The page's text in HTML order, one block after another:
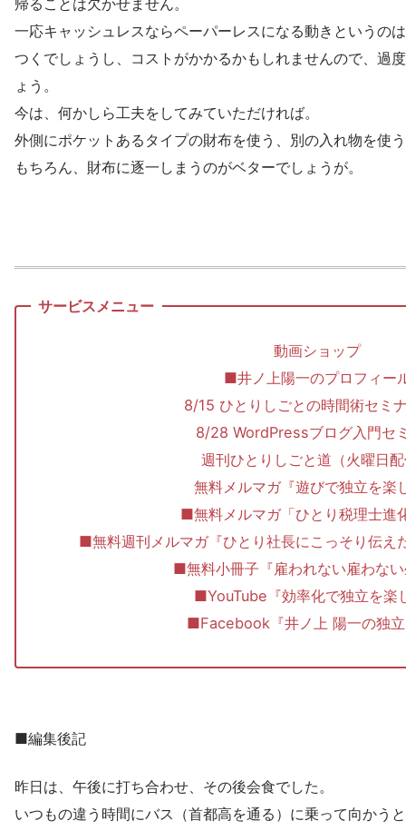
一応キャッシュレスならペーパーレスになる動きというの
つくでしょうし、コストがかかるかもしれませんので、過
ょう。
今は、何かしら工夫をしてみていただければ。
外側にポケットあるタイプの財布を使う、別の入れ物を使
もちろん、財布に逐一しまうのがベターでしょうが。
動画ショップ
■井ノ上陽一のプロフィー
8/15 ひとりしごとの時間術セミ
8/28 WordPressブログ入門セ
週刊ひとりしごと道（火曜日
無料メルマガ『遊びで独立を楽
■無料メルマガ「ひとり税理士
■無料週刊メルマガ『ひとり社長にこっそり伝え
■無料小冊子『雇われない雇わな
■YouTube『効率化で独立を楽
■Facebook『井ノ上 陽一の独
■編集後記
昨日は、午後に打ち合わせ、その後会食でした。
いつもの違う時間にバス（首都高を通る）に乗って向かう